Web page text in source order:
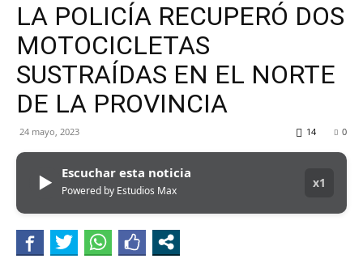
LA POLICÍA RECUPERÓ DOS
MOTOCICLETAS
SUSTRAÍDAS EN EL NORTE
DE LA PROVINCIA
24 mayo, 2023 0
14
▶ Escuchar esta noticia
Powered by Estudios Max
x1